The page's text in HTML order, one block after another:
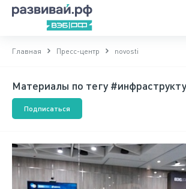
Главная Пресс-центр novosti
Материалы по тегу
Подписаться